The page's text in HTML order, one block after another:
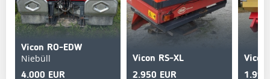
Vicon RO-EDW
Niebüll
4.000 EUR
Vicon RS-XL
2.950 EUR
Vicon
1.995